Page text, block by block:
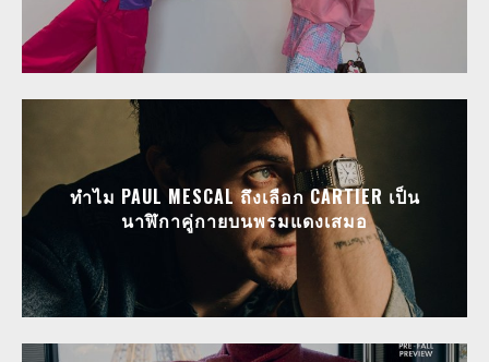
ทำไม PAUL MESCAL ถึงเลือก CARTIER เป็น
นาฬิกาคู่กายบนพรมแดงเสมอ